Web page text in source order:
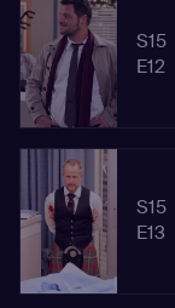
S15
E12
S15
E13